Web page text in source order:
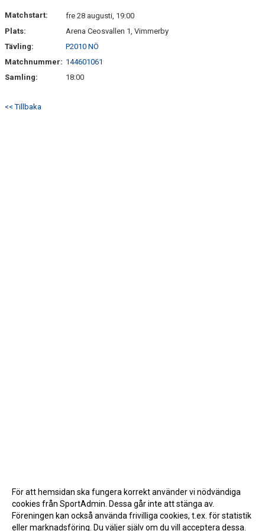
Matchstart:
fre 28 augusti, 19:00
Plats:
Arena Ceosvallen 1, Vimmerby
Tävling:
P2010 NÖ
Matchnummer: 144601061
Samling:
18:00
<< Tillbaka
För att hemsidan ska fungera korrekt använder vi nödvändiga
cookies från SportAdmin. Dessa går inte att stänga av.
Föreningen kan också använda frivilliga cookies, t.ex. för statistik
eller marknadsföring. Du väljer själv om du vill acceptera dessa.